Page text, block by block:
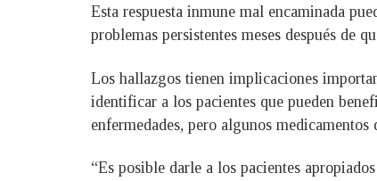
Esta respuesta inmune mal encaminada
problemas persistentes meses después de
Los hallazgos tienen implicaciones
identificar a los pacientes que pueden
enfermedades, pero algunos
“Es posible darle a los pacientes